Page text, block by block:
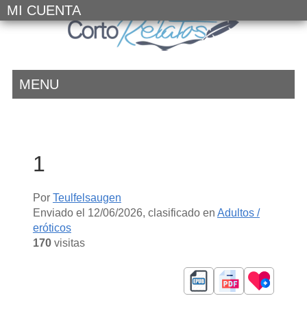
MI CUENTA
MENU
1
Por Teulfelsaugen
Enviado el 12/06/2026, clasificado en Adultos /
eróticos
170visitas